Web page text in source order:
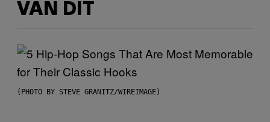
VAN DIT
(PHOTO BY STEVE GRANITZ/WIREIMAGE)